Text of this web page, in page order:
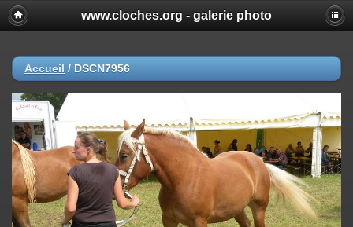
www.cloches.org - galerie photo
Accueil / DSCN7956